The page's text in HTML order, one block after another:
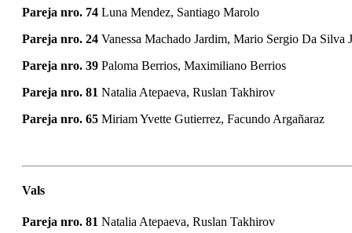
Pareja nro. 74 Luna Mendez, Santiago Marolo
Pareja nro. 24 Vanessa Machado Jardim, Mario Sergio Da Silva
Pareja nro. 39 Paloma Berrios, Maximiliano Berrios
Pareja nro. 81 Natalia Atepaeva, Ruslan Takhirov
Pareja nro. 65 Miriam Yvette Gutierrez, Facundo Argañaraz
Vals
Pareja nro. 81 Natalia Atepaeva, Ruslan Takhirov